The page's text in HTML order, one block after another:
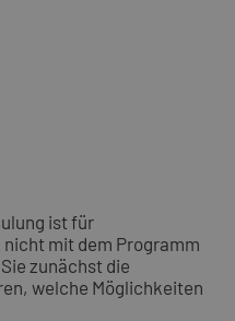
ist für
mit dem Programm
zunächst die
welche Möglichkeiten